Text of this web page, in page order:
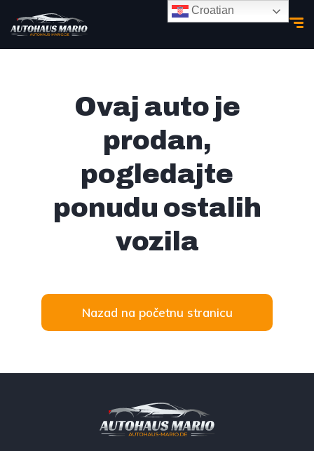
Ovaj auto je
prodan,
pogledajte
ponudu ostalih
vozila
Nazad na početnu stranicu
Croatian